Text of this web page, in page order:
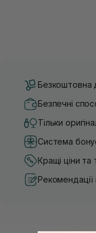
Безкоштовна
Безпечні
Тільки
Система
Кращі ціни та
Рекомендації